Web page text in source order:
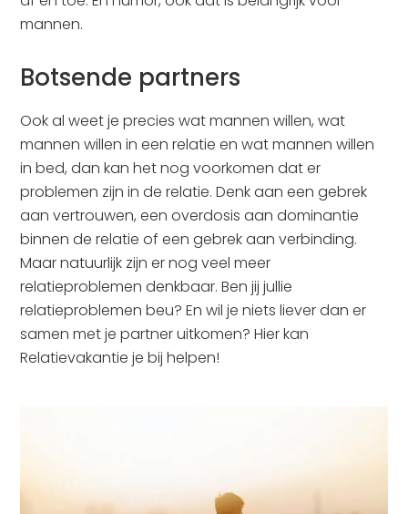
mannen.
Botsende partners
Ook al weet je precies wat mannen willen, wat
mannen willen in een relatie en wat mannen willen
in bed, dan kan het nog voorkomen dat er
problemen zijn in de relatie. Denk aan een gebrek
aan vertrouwen, een overdosis aan dominantie
binnen de relatie of een gebrek aan verbinding.
Maar natuurlijk zijn er nog veel meer
relatieproblemen denkbaar. Ben jij jullie
relatieproblemen beu? En wil je niets liever dan er
samen met je partner uitkomen? Hier kan
Relatievakantie je bij helpen!